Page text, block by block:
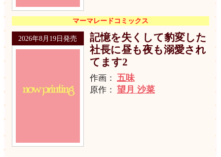
マーマレードコミックス
2026年8月19日発売
記憶を失くして豹変した
社長に昼も夜も溺愛され
てます2
作画： 五味
原作： 望月 沙菜